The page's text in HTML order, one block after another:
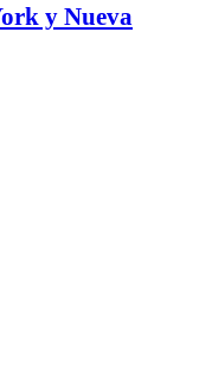
y Nueva